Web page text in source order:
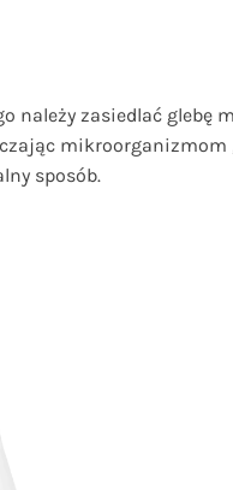
należy zasiedlać
mikroorganizmom
sposób.